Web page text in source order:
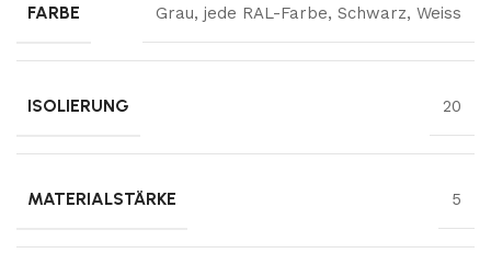
FARBE Grau, jede RAL-Farbe, Schwarz, Weiss
ISOLIERUNG 20
MATERIALSTÄRKE 5